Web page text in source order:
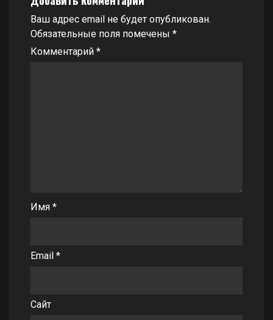
Ваш адрес email не будет опубликован.
Обязательные поля помечены *
Комментарий *
Имя *
Email *
Сайт